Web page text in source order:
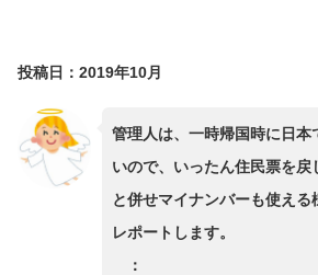
投稿日：2019年10月
管理人は、一時帰国時に日本
いので、いったん住民票を戻
と併せマイナンバーも使える
レポートします。
：